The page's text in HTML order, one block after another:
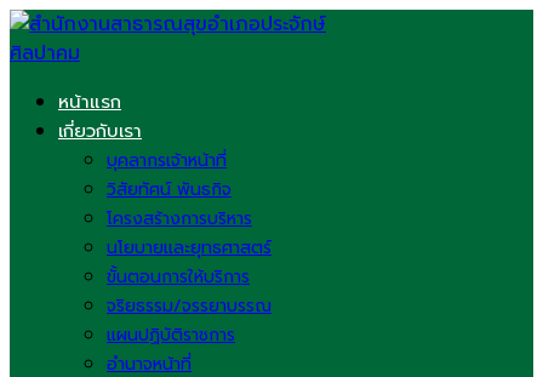
Skip
to
หน้าแรก
เกี่ยวกับเรา
บุคลากรเจ้าหน้าที่
วิสัยทัศน์ พันธกิจ
โครงสร้างการบริหาร
นโยบายและยุทธศาสตร์
ขั้นตอนการให้บริการ
จริยธรรม/จรรยาบรรณ
แผนปฏิบัติราชการ
อำนาจหน้าที่